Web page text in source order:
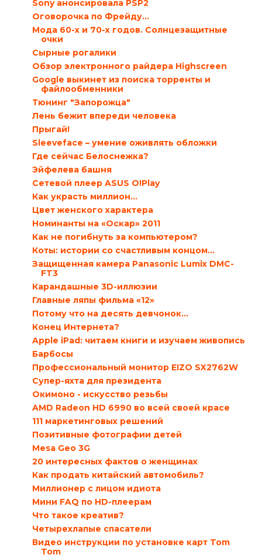
Sony анонсировала PSP2
Оговорочка по Фрейду...
Мода 60-х и 70-х годов. Солнцезащитные
очки
Сырные рогалики
Обзор электронного райдера Highscreen
Google выкинет из поиска торренты и
файлообменники
Тюнинг "Запорожца"
Лень бежит впереди человека
Прыгай!
Sleeveface – умение оживлять обложки
Где сейчас Белоснежка?
Эйфелева башня
Сетевой плеер ASUS O!Play
Как украсть миллион…
Цвет женского характера
Номинанты на «Оскар» 2011
Как не погибнуть за компьютером?
Коты: истории со счастливым концом...
Защищенная камера Panasonic Lumix DMC-
FT3
Карандашные 3D-иллюзии
Главные ляпы фильма «12»
Потому что на десять девчонок...
Конец Интернета?
Apple iPad: читаем книги и изучаем живопись
Барбосы
Профессиональный монитор EIZO SX2762W
Супер-яхта для президента
Окимоно - искусство резьбы
AMD Radeon HD 6990 во всей своей красе
111 маркетинговых решений
Позитивные фотографии детей
Mesa Geo 3G
20 интересных фактов о женщинах
Как продать китайский автомобиль?
Миллионер с лицом идиота
Мини FAQ по HD-плеерам
Что такое креатив?
Четырехлапые спасатели
Видео инструкции по установке карт Tom
Tom